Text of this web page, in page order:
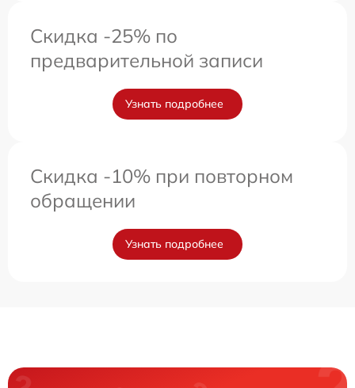
Скидка -25% по
предварительной записи
Узнать подробнее
Скидка -10% при повторном
обращении
Узнать подробнее